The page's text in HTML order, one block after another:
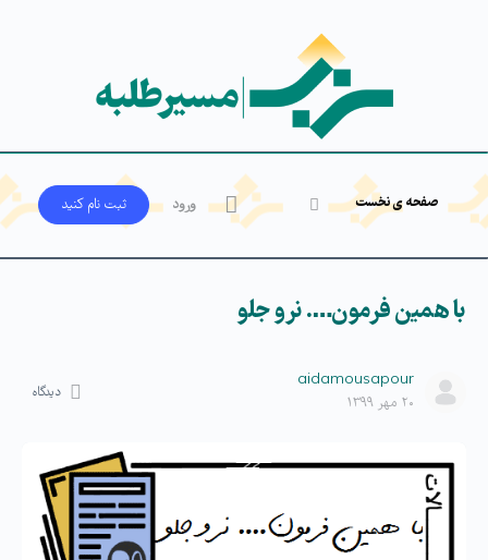
صفحه ی نخست ورود ثبت‌ نام کنید
با همین فرمون…. نرو جلو
aidamousapour
۲۰ مهر ۱۳۹۹
دیدگاه